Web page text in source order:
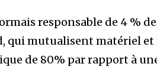
responsable de 4 %
qui mutualisent matériel
de 80% par rapport à